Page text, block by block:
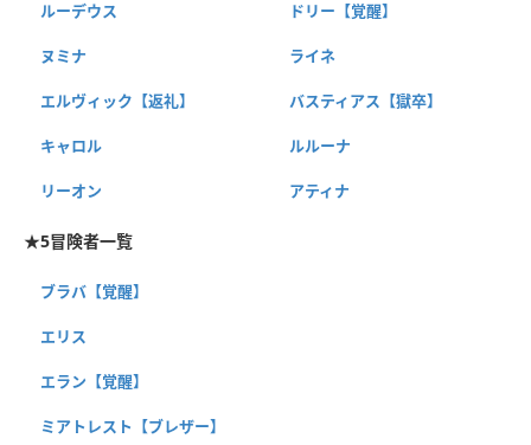
ルーデウス ドリー【覚醒】
ヌミナ ライネ
エルヴィック【返礼】 バスティアス【獄卒】
キャロル ルルーナ
リーオン アティナ
★5冒険者一覧
ブラバ【覚醒】
エリス
エラン【覚醒】
ミアトレスト【ブレザー】